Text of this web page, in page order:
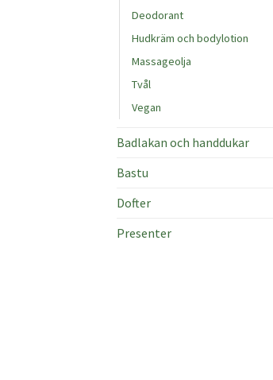
Deodorant
Hudkräm och bodylotion
Massageolja
Tvål
Vegan
Badlakan och handdukar
Bastu
Dofter
Presenter